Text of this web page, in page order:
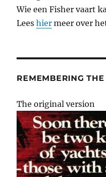
Wie een Fisher vaart
Leeshier meer over
REMEMBERING
The original version